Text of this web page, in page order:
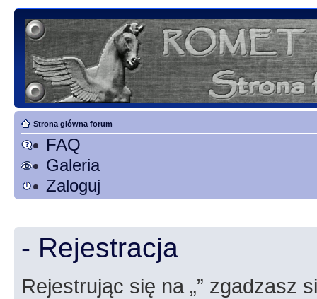
Strona główna forum
FAQ
Galeria
Zaloguj
- Rejestracja
Rejestrując się na „” zgadzasz